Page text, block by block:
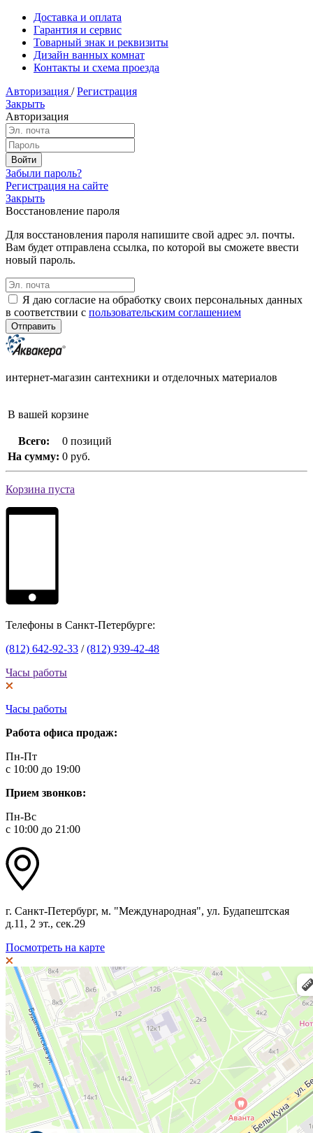
Доставка и оплата
Гарантия и сервис
Товарный знак и реквизиты
Дизайн ванных комнат
Контакты и схема проезда
Авторизация / Регистрация
Закрыть
Авторизация
Забыли пароль?
Регистрация на сайте
Закрыть
Восстановление пароля
Для восстановления пароля напишите свой адрес эл. почты.
Вам будет отправлена ссылка, по которой вы сможете ввести
новый пароль.
Я даю согласие на обработку своих персональных данных
в соответствии с пользовательским соглашением
интернет-магазин сантехники и отделочных материалов
В вашей корзине
Всего:
0 позиций
На сумму: 0 руб.
Корзина пуста
Телефоны в Санкт-Петербурге:
(812) 642-92-33 /(812) 939-42-48
Часы работы
Часы работы
Работа офиса продаж:
Пн-Пт
с 10:00 до 19:00
Прием звонков:
Пн-Вс
с 10:00 до 21:00
г. Санкт-Петербург, м. "Международная", ул. Будапештская
д.11, 2 эт., сек.29
Посмотреть на карте